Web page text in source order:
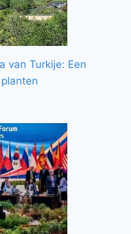
van Turkije: Een